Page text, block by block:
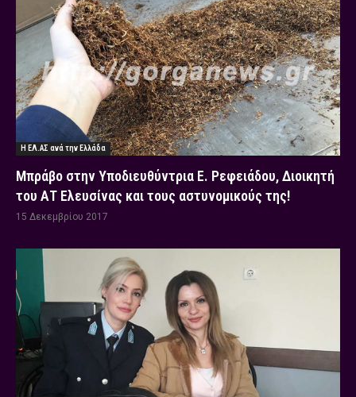
Η ΕΛ.ΑΣ ανά την Ελλάδα
Μπράβο στην Υποδιευθύντρια Ε. Ρεφειάδου, Διοικητή
του ΑΤ Ελευσίνας και τους αστυνομικούς της!
15 Δεκεμβρίου 2017